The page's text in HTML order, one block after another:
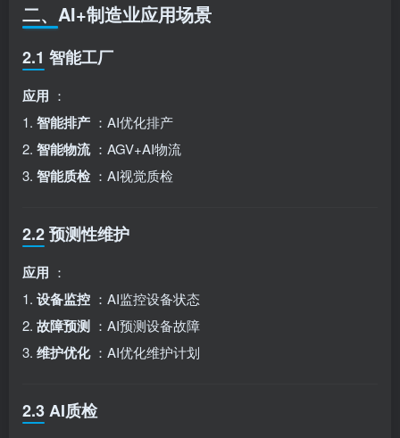
二、AI+制造业应用场景
2.1 智能工厂
应用 ：
1. 智能排产 ：AI优化排产
2. 智能物流 ：AGV+AI物流
3. 智能质检 ：AI视觉质检
2.2 预测性维护
应用 ：
1. 设备监控 ：AI监控设备状态
2. 故障预测 ：AI预测设备故障
3. 维护优化 ：AI优化维护计划
2.3 AI质检